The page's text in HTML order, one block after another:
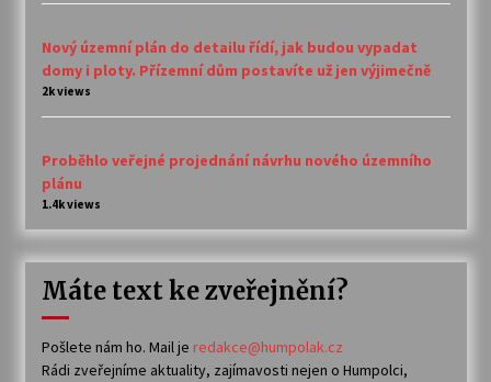
Nový územní plán do detailu řídí, jak budou vypadat
domy i ploty. Přízemní dům postavíte už jen výjimečně
2k views
Proběhlo veřejné projednání návrhu nového územního
plánu
1.4k views
Máte text ke zveřejnění?
Pošlete nám ho. Mail je redakce@humpolak.cz
Rádi zveřejníme aktuality, zajímavosti nejen o Humpolci,